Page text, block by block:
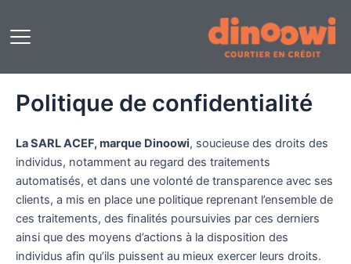
au
contenu
Nos services
Crédit immobilier
Prêt professionnel
Rachat de crédit immobilier
Assurance emprunteur
Regroupement de crédit
Politique de confidentialité
La SARL ACEF, marque Dinoowi, soucieuse des droits des
individus, notamment au regard des traitements
automatisés, et dans une volonté de transparence avec ses
clients, a mis en place une politique reprenant l’ensemble de
ces traitements, des finalités poursuivies par ces derniers
ainsi que des moyens d’actions à la disposition des
individus afin qu’ils puissent au mieux exercer leurs droits.